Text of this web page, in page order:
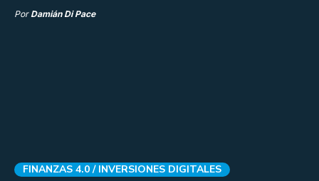
Por Damián Di Pace
FINANZAS 4.0 / INVERSIONES DIGITALES